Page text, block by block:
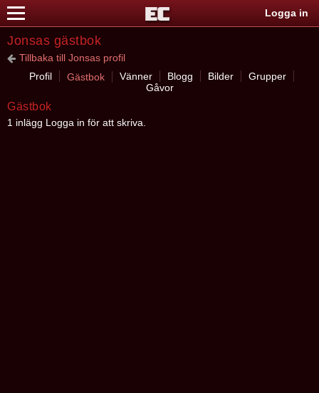
Logga in
Jonsas gästbok
Tillbaka till Jonsas profil
Profil
Gästbok Vänner Blogg Bilder
Grupper
Gåvor
Gästbok
1 inlägg Logga in för att skriva.